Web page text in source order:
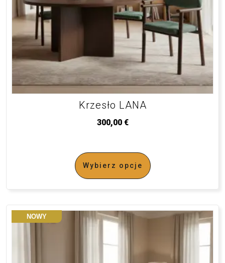
Krzesło LANA
300,00 €
Wybierz opcje
NOWY